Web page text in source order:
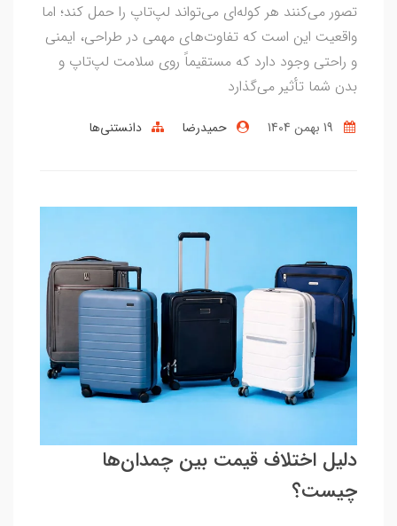
تصور می‌کنند هر کوله‌ای می‌تواند لپ‌تاپ را حمل کند؛ اما
واقعیت این است که تفاوت‌های مهمی در طراحی، ایمنی
و راحتی وجود دارد که مستقیماً روی سلامت لپ‌تاپ و
بدن شما تأثیر می‌گذارد
حمیدرضا دانستنی‌ها
دلیل اختلاف قیمت بین چمدان‌ها
چیست؟